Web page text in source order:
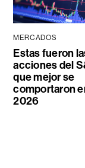
MERCADOS
Estas fueron
acciones del
que mejor se
comportaron
2026